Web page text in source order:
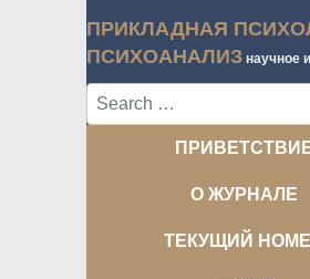
ПРИКЛАДНАЯ
ПСИХОАНАЛИЗ научное
Search
О ЖУРНАЛЕ
ТЕКУЩИЙ